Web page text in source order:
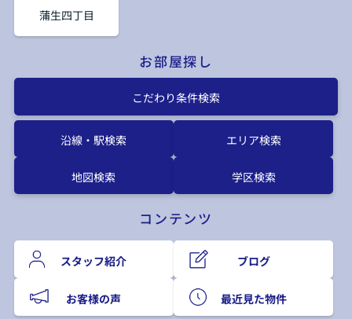
蒲生四丁目
お部屋探し
こだわり条件検索
沿線・駅検索 エリア検索
地図検索 学区検索
コンテンツ
スタッフ紹介 ブログ
お客様の声 最近見た物件